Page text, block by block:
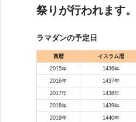
祭りが行われます。
ラマダンの予定日
西暦 イスラム暦
2015年 1436年
2016年 1437年
2017年 1438年
2018年 1439年
2019年 1440年